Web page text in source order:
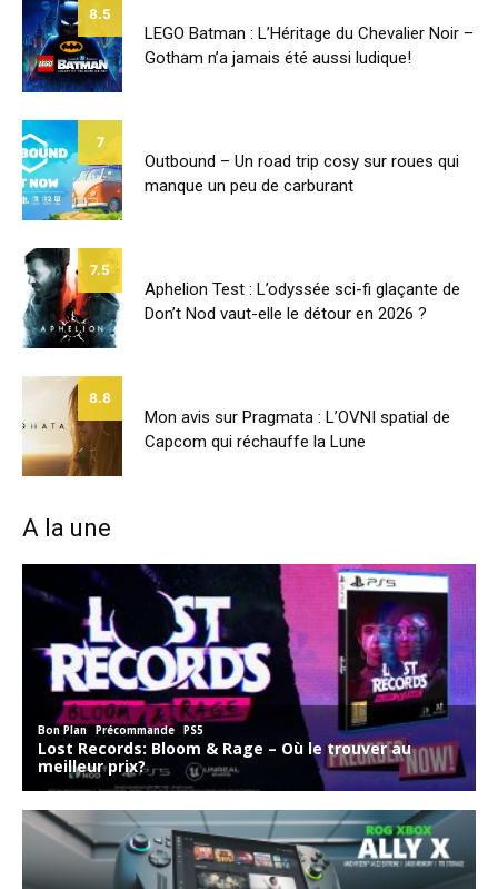
8.5
LEGO Batman : L’Héritage du Chevalier Noir –
Gotham n’a jamais été aussi ludique!
7
Outbound – Un road trip cosy sur roues qui
manque un peu de carburant
7.5
Aphelion Test : L’odyssée sci-fi glaçante de
Don’t Nod vaut-elle le détour en 2026 ?
8.8
Mon avis sur Pragmata : L’OVNI spatial de
Capcom qui réchauffe la Lune
A la une